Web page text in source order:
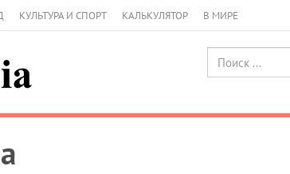
КУЛЬТУРА И СПОРТ КАЛЬКУЛЯТОР В МИРЕ